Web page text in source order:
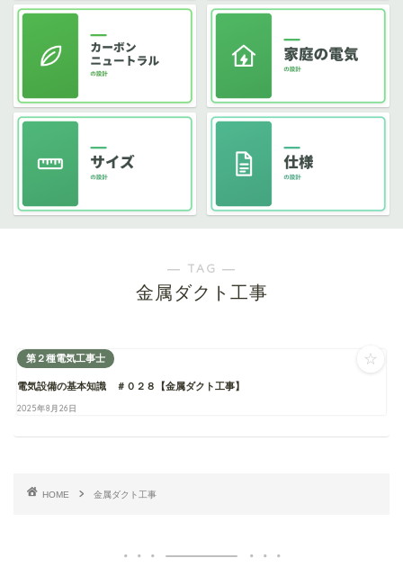
― TAG ―
金属ダクト工事
第２種電気工事士
電気設備の基本知識 ＃０２８【金属ダクト工事】
2025年8月26日
☆
HOME 金属ダクト工事